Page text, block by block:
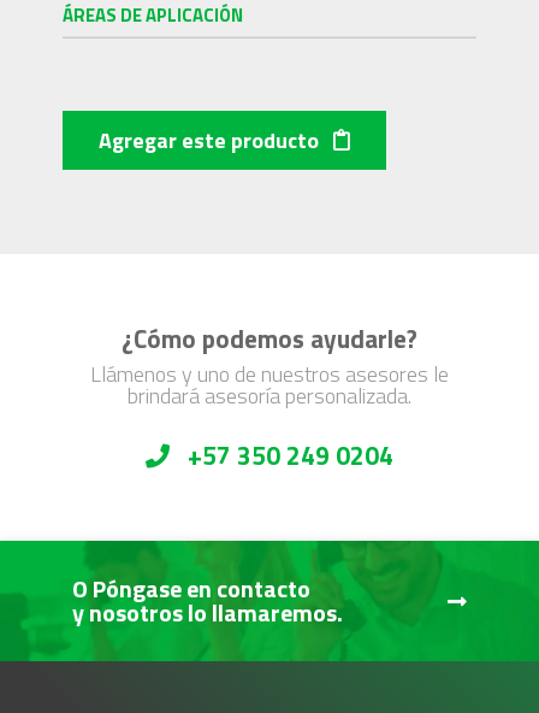
ÁREAS DE APLICACIÓN
Agregar este producto
¿Cómo podemos ayudarle?
Llámenos y uno de nuestros asesores le
brindará asesoría personalizada.
+57 350 249 0204
O Póngase en contacto
y nosotros lo llamaremos.